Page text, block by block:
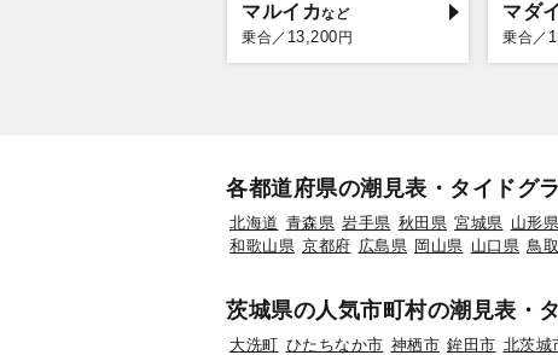
マルイカ
乗合／ 13,200 円
マダイ
乗合／
各都道府県の潮見表・タイドグ
北海道 青森県 岩手県 秋田県 宮城県 山形県
和歌山県 京都府 広島県 岡山県 山口県 鳥
茨城県の人気市町村の潮見表・
大洗町 ひたちなか市 神栖市 鉾田市 北茨城